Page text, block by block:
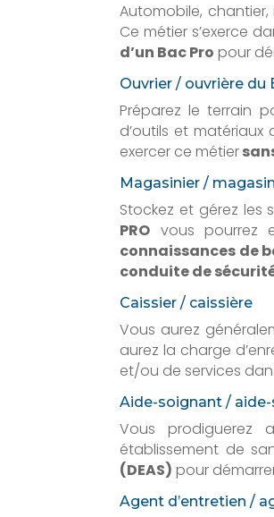
Automobile,
Ce métier s’exerce
d’un Bac Pro pour
Ouvrier / ouvrière du
Préparez le terrain
d’outils et
exercer ce métier
Magasinier /
Stockez et gérez les
PRO vous pourrez
connaissances de
conduite de
Caissier / caissière
Vous aurez
aurez la charge
et/ou de services
Aide-soignant /
Vous prodiguerez
établissement de
(DEAS) pour
Agent d’entretien /